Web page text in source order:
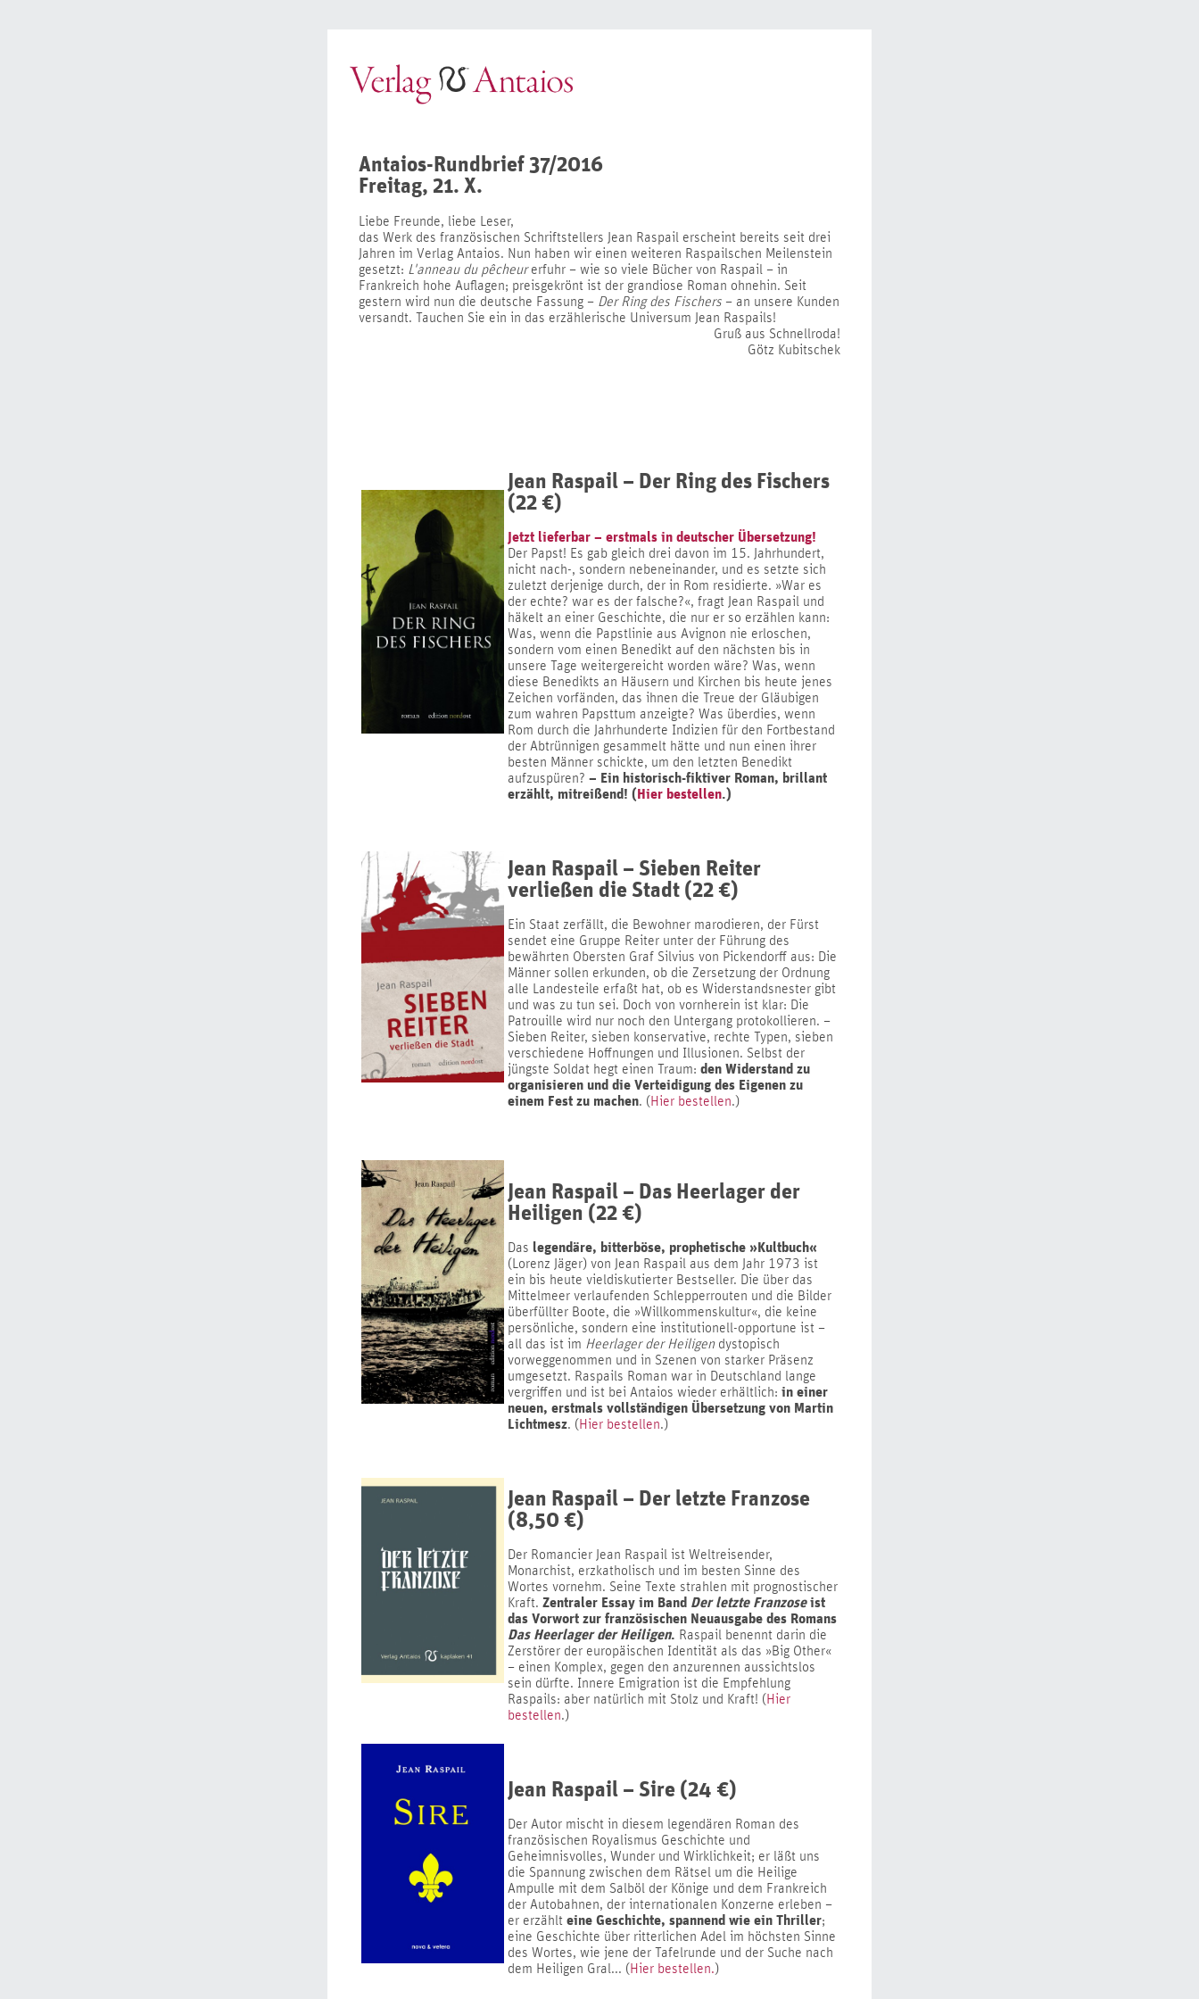
Antaios-Rundbrief 37/2016
Freitag, 21. X.
Liebe Freunde, liebe Leser,
das Werk des französischen Schriftstellers Jean Raspail erscheint bereits seit drei
Jahren im Verlag Antaios. Nun haben wir einen weiteren Raspailschen Meilenstein
gesetzt: L'anneau du pêcheurerfuhr – wie so viele Bücher von Raspail – in
Frankreich hohe Auflagen; preisgekrönt ist der grandiose Roman ohnehin. Seit
gestern wird nun die deutsche Fassung – Der Ring des Fischers – an unsere Kunden
versandt. Tauchen Sie ein in das erzählerische Universum Jean Raspails!
Gruß aus Schnellroda!
Götz Kubitschek
Jean Raspail – Der Ring des Fischers
(22 €)
Jetzt lieferbar – erstmals in deutscher Übersetzung!
Der Papst! Es gab gleich drei davon im 15. Jahrhundert,
nicht nach-, sondern nebeneinander, und es setzte sich
zuletzt derjenige durch, der in Rom residierte. »War es
der echte? war es der falsche?«, fragt Jean Raspail und
häkelt an einer Geschichte, die nur er so erzählen kann:
Was, wenn die Papstlinie aus Avignon nie erloschen,
sondern vom einen Benedikt auf den nächsten bis in
unsere Tage weitergereicht worden wäre? Was, wenn
diese Benedikts an Häusern und Kirchen bis heute jenes
Zeichen vorfänden, das ihnen die Treue der Gläubigen
zum wahren Papsttum anzeigte? Was überdies, wenn
Rom durch die Jahrhunderte Indizien für den Fortbestand
der Abtrünnigen gesammelt hätte und nun einen ihrer
besten Männer schickte, um den letzten Benedikt
aufzuspüren? – Ein historisch-fiktiver Roman, brillant
erzählt, mitreißend! (Hier bestellen.)
Jean Raspail – Sieben Reiter
verließen die Stadt (22 €)
Ein Staat zerfällt, die Bewohner marodieren, der Fürst
sendet eine Gruppe Reiter unter der Führung des
bewährten Obersten Graf Silvius von Pickendorff aus: Die
Männer sollen erkunden, ob die Zersetzung der Ordnung
alle Landesteile erfaßt hat, ob es Widerstandsnester gibt
und was zu tun sei. Doch von vornherein ist klar: Die
Patrouille wird nur noch den Untergang protokollieren. –
Sieben Reiter, sieben konservative, rechte Typen, sieben
verschiedene Hoffnungen und Illusionen. Selbst der
jüngste Soldat hegt einen Traum: den Widerstand zu
organisieren und die Verteidigung des Eigenen zu
einem Fest zu machen. (Hier bestellen.)
Jean Raspail – Das Heerlager der
Heiligen (22 €)
Das legendäre, bitterböse, prophetische »Kultbuch«
(Lorenz Jäger) von Jean Raspail aus dem Jahr 1973 ist
ein bis heute vieldiskutierter Bestseller. Die über das
Mittelmeer verlaufenden Schlepperrouten und die Bilder
überfüllter Boote, die »Willkommenskultur«, die keine
persönliche, sondern eine institutionell-opportune ist –
all das ist im Heerlager der Heiligendystopisch
vorweggenommen und in Szenen von starker Präsenz
umgesetzt. Raspails Roman war in Deutschland lange
vergriffen und ist bei Antaios wieder erhältlich: in einer
neuen, erstmals vollständigen Übersetzung von Martin
Lichtmesz. (Hier bestellen.)
Jean Raspail – Der letzte Franzose
(8,50 €)
Der Romancier Jean Raspail ist Weltreisender,
Monarchist, erzkatholisch und im besten Sinne des
Wortes vornehm. Seine Texte strahlen mit prognostischer
Kraft. Zentraler Essay im Band Der letzte Franzoseist
das Vorwort zur französischen Neuausgabe des Romans
Das Heerlager der Heiligen. Raspail benennt darin die
Zerstörer der europäischen Identität als das »Big Other«
– einen Komplex, gegen den anzurennen aussichtslos
sein dürfte. Innere Emigration ist die Empfehlung
Raspails: aber natürlich mit Stolz und Kraft! (Hier
bestellen.)
Jean Raspail – Sire (24 €)
Der Autor mischt in diesem legendären Roman des
französischen Royalismus Geschichte und
Geheimnisvolles, Wunder und Wirklichkeit; er läßt uns
die Spannung zwischen dem Rätsel um die Heilige
Ampulle mit dem Salböl der Könige und dem Frankreich
der Autobahnen, der internationalen Konzerne erleben –
er erzählt eine Geschichte, spannend wie ein Thriller;
eine Geschichte über ritterlichen Adel im höchsten Sinne
des Wortes, wie jene der Tafelrunde und der Suche nach
dem Heiligen Gral... (Hier bestellen.)